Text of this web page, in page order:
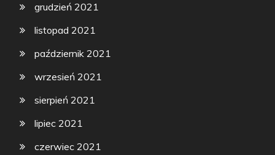
grudzień 2021
listopad 2021
październik 2021
wrzesień 2021
sierpień 2021
lipiec 2021
czerwiec 2021